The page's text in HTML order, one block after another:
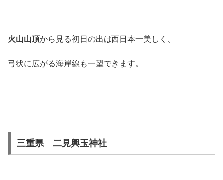
火山山頂から見る初日の出は西日本一美しく、
弓状に広がる海岸線も一望できます。
三重県 二見興玉神社